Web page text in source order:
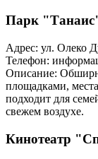
Парк
Адрес: ул. Олеко
Телефон:
Описание:
площадками,
подходит для
свежем воздухе.
Кинотеатр